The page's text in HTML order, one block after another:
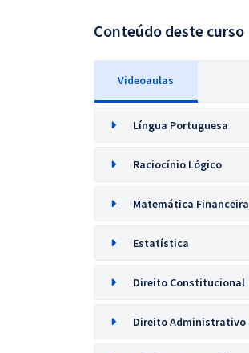
Conteúdo deste curso
Videoaulas
Língua Portuguesa
Raciocínio Lógico
Matemática Financeira
Estatística
Direito Constitucional
Direito Administrativo